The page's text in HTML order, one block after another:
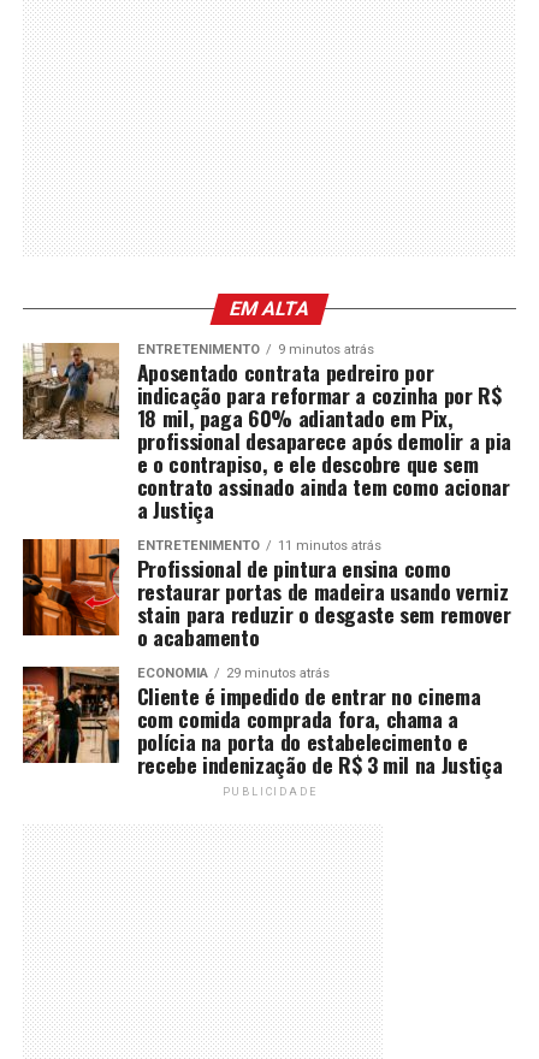
EM ALTA
ENTRETENIMENTO 9 minutos atrás
Aposentado contrata pedreiro por
indicação para reformar a cozinha por R$
18 mil, paga 60% adiantado em Pix,
profissional desaparece após demolir a pia
e o contrapiso, e ele descobre que sem
contrato assinado ainda tem como acionar
a Justiça
ENTRETENIMENTO 11 minutos atrás
Profissional de pintura ensina como
restaurar portas de madeira usando verniz
stain para reduzir o desgaste sem remover
o acabamento
ECONOMIA 29 minutos atrás
Cliente é impedido de entrar no cinema
com comida comprada fora, chama a
polícia na porta do estabelecimento e
recebe indenização de R$ 3 mil na Justiça
PUBLICIDADE